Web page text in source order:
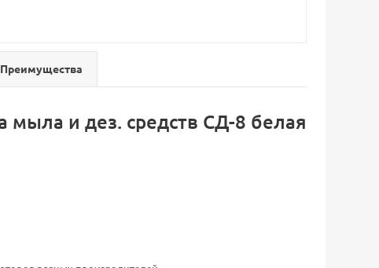
Преимущества
мыла и дез. средств СД-8 белая